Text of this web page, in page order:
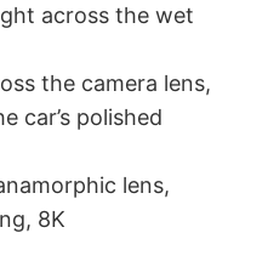
across the wet
the camera lens,
car’s polished
lens,
8K